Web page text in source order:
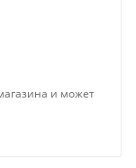
и может